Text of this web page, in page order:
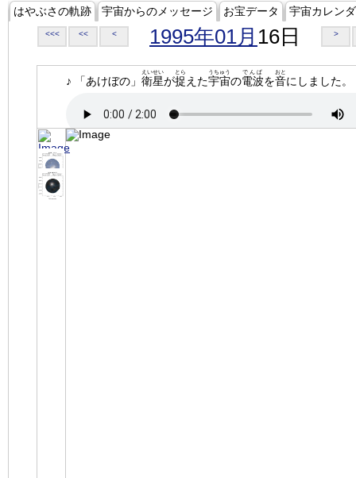
はやぶさの軌跡 宇宙からのメッセージ お宝データ 宇宙カレン
<<< << < 1995年01月 16日 >
♪ 「あけぼの」 衛星
えいせい
が捉
とら
えた宇宙
うちゅう
の電波
でんぱ
を音
おと
にしました。